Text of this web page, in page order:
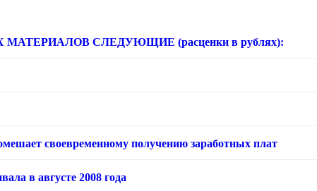
СЛЕДУЮЩИЕ (расценки в рублях):
своевременному получению заработных плат
в августе 2008 года